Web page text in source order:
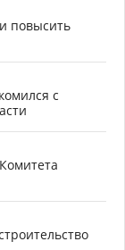
повысить
с